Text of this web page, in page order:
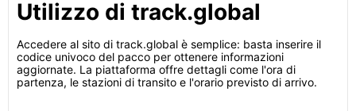
Utilizzo di track.global
Accedere al sito di track.global è semplice: basta inserire il
codice univoco del pacco per ottenere informazioni
aggiornate. La piattaforma offre dettagli come l'ora di
partenza, le stazioni di transito e l'orario previsto di arrivo.